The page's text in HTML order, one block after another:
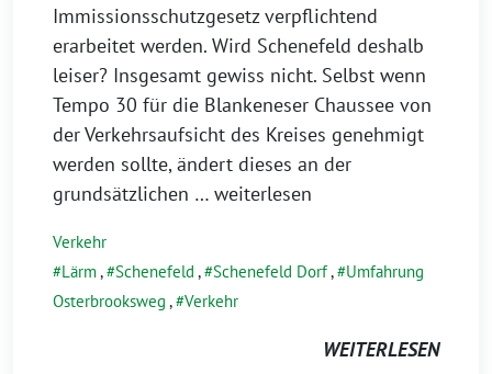
Immissionsschutzgesetz verpflichtend
erarbeitet werden. Wird Schenefeld deshalb
leiser? Insgesamt gewiss nicht. Selbst wenn
Tempo 30 für die Blankeneser Chaussee von
der Verkehrsaufsicht des Kreises genehmigt
werden sollte, ändert dieses an der
grundsätzlichen … weiterlesen
Verkehr
Lärm, Schenefeld , Schenefeld Dorf,
Umfahrung
Osterbrooksweg , Verkehr
WEITERLESEN